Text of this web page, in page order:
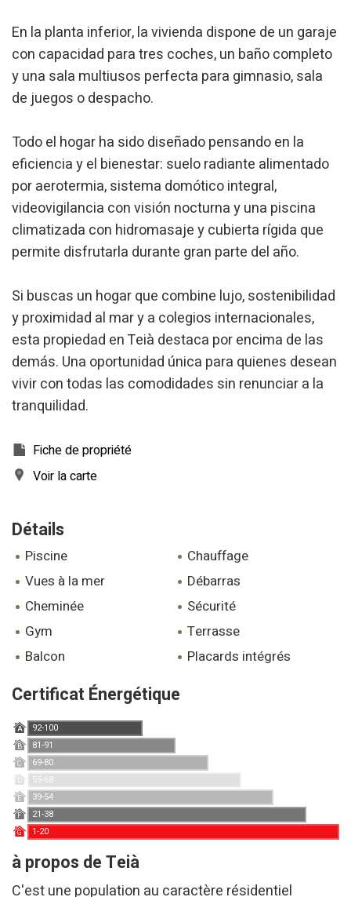
En la planta inferior, la vivienda dispone de un garaje
con capacidad para tres coches, un baño completo
y una sala multiusos perfecta para gimnasio, sala
de juegos o despacho.
Todo el hogar ha sido diseñado pensando en la
eficiencia y el bienestar: suelo radiante alimentado
por aerotermia, sistema domótico integral,
videovigilancia con visión nocturna y una piscina
climatizada con hidromasaje y cubierta rígida que
permite disfrutarla durante gran parte del año.
Si buscas un hogar que combine lujo, sostenibilidad
y proximidad al mar y a colegios internacionales,
esta propiedad en Teià destaca por encima de las
demás. Una oportunidad única para quienes desean
vivir con todas las comodidades sin renunciar a la
tranquilidad.
Fiche de propriété
Voir la carte
Détails
piscine
chauffage
vues à la mer
débarras
cheminée
sécurité
gym
terrasse
balcon
placards intégrés
Certificat Énergétique
A 92-100
B 81-91
C 69-80
D 55-68
E 39-54
F 21-38
G 1-20
à propos de Teià
C'est une population au caractère résidentiel
Technique et Fonctionnel
Toujours actif
Ce site Web utilise ses propres cookies pour collecter des
informations afin d'améliorer nos services. Si vous
pouvant, s'il le souhaite, empêcher leur installation sur son
disque dur, même s'il doit garder à l'esprit qu'une telle
action peut entraîner des difficultés de navigation sur le
Analyse et Personnalisation
Ils permettent le suivi et l'analyse du comportement des
utilisateurs de ce site. Les informations collectées via ce
utilisateurs afin d'introduire des améliorations basées sur
l'analyse des données d'utilisation effectuée par les
utilisateurs du service. . Ils nous permettent de
sauvegarder les informations de préférence de l'utilisateur
pour améliorer la qualité de nos services et offrir une
meilleure expérience grâce aux produits recommandés.
Marketing et Publicité
grâce à l'observation continue de ses habitudes de
habitudes de navigation sur le site Web et afficher des